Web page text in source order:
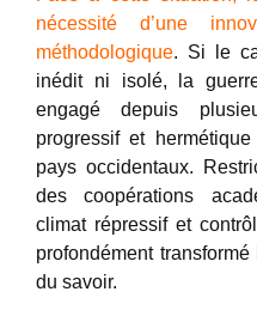
nécessité d’une
méthodologique. Si le
inédit ni isolé, la
engagé depuis
progressif et
pays occidentaux.
des coopérations
climat répressif et
profondément
du savoir.